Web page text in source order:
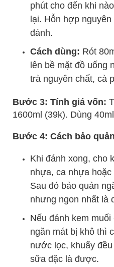
phút cho đến khi
lại. Hỗn hợp
đánh.
Cách dùng: Rót
lên bề mặt đồ uống
trà nguyên chất, cà
Bước 3: Tính giá vốn:
1600ml (39k). Dùng
Bước 4: Cách bảo
Khi đánh xong, cho
nhựa, ca nhựa
Sau đó bảo quản
nhưng ngon nhất là
Nếu đánh kem
ngăn mát bị khô thì
nước lọc, khuấy
sữa đặc là được.